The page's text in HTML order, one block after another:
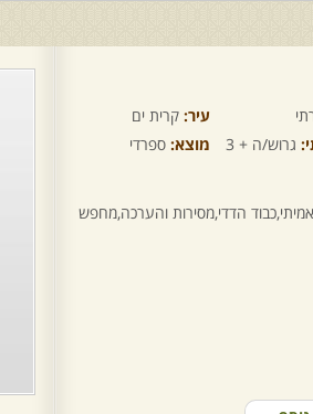
עיר: קרית ים
גרוש/ה + 3 מוצא: ספרדי
הדדי,מסירות והערכה,מחפש